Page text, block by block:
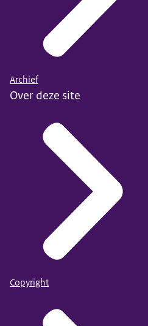
Archief
Over deze site
Copyright